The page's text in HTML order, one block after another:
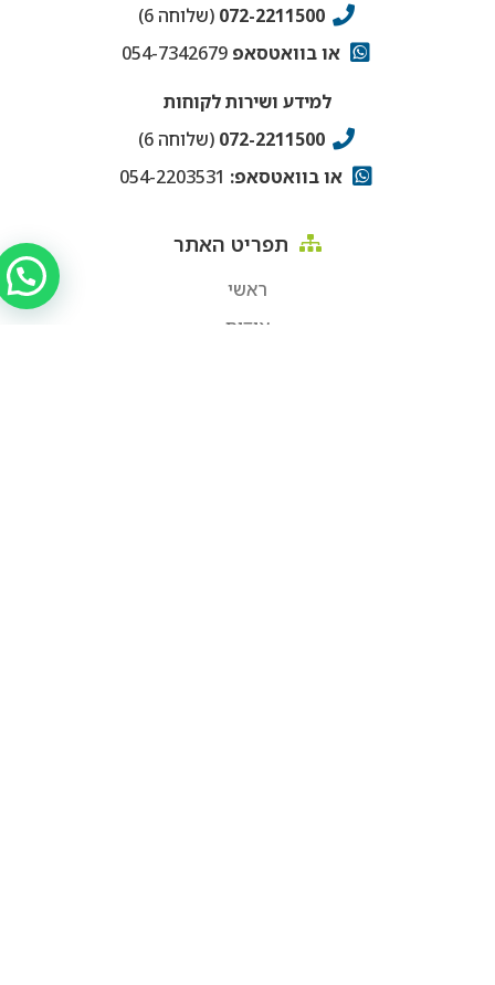
072-2211500(שלוחה 6)
או בוואטסאפ054-7342679
למידע ושירות לקוחות
072-2211500 (שלוחה 6)
או בוואטסאפ:054-2203531
תפריט האתר
ראשי
אודות